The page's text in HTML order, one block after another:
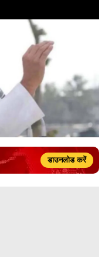
डाउनलोड करें